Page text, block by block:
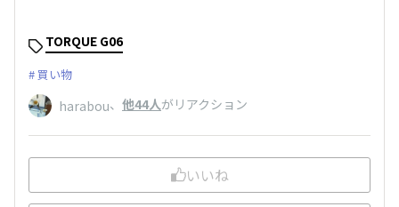
TORQUE G06
買い物
harabou、 他44人がリアクション
いいね